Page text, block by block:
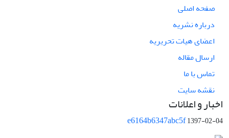
صفحه اصلی
درباره نشریه
اعضای هیات تحریریه
ارسال مقاله
تماس با ما
نقشه سایت
اخبار و اعلانات
e6164b6347abc5f1397-02-04